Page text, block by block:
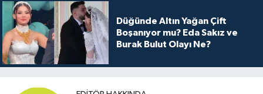
Düğünde Altın Yağan Çift
Boşanıyor mu? Eda Sakız ve
Burak Bulut Olayı Ne?